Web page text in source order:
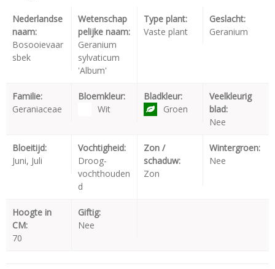
Nederlandse
naam:
Bosooievaar
sbek
Wetenschap
pelijke naam:
Geranium
sylvaticum
'Album'
Type plant:
Vaste plant
Geslacht:
Geranium
Familie:
Geraniaceae
Bloemkleur:
Wit
Bladkleur:
Groen
Veelkleurig
blad:
Nee
Bloeitijd:
Juni, Juli
Vochtigheid:
Droog-
vochthouden
d
Zon /
schaduw:
Zon
Wintergroen:
Nee
Hoogte in
CM:
70
Giftig:
Nee